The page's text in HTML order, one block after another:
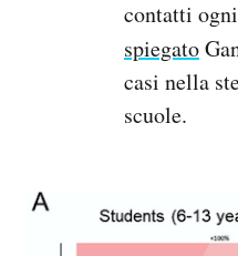
contatti
spiegato
casi nella
scuole.